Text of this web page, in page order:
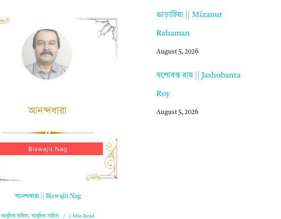
আনন্দধারা || Biswajit Nag
আধুনিক কবিতা,আধুনিক সাহিত্য 1 Min Read
ভাড়াটিয়া || Mizanur
Rahaman
August 5, 2026
যশোবন্ত রায় || Jashobanta
Roy
August 5, 2026